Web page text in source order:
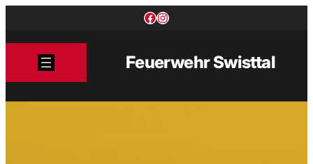
Facebook
Instagram
Feuerwehr Swisttal